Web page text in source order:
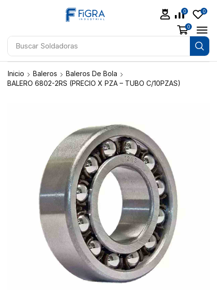
Buscar Soldadoras
0 0
0
Inicio Baleros
Baleros De Bola
BALERO 6802-2RS (PRECIO X PZA – TUBO C/10PZAS)